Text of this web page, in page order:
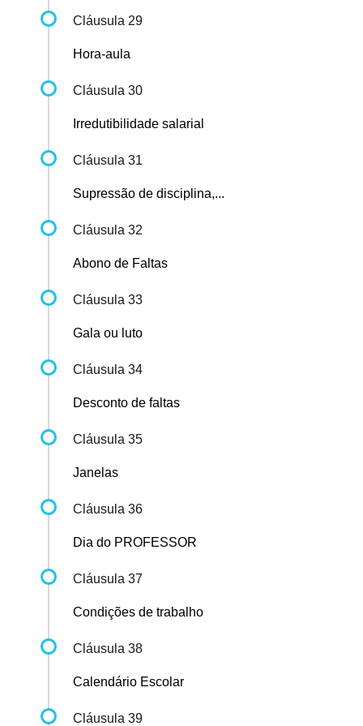
Cláusula 29
Hora-aula
Cláusula 30
Irredutibilidade salarial
Cláusula 31
Supressão de disciplina,...
Cláusula 32
Abono de Faltas
Cláusula 33
Gala ou luto
Cláusula 34
Desconto de faltas
Cláusula 35
Janelas
Cláusula 36
Dia do PROFESSOR
Cláusula 37
Condições de trabalho
Cláusula 38
Calendário Escolar
Cláusula 39